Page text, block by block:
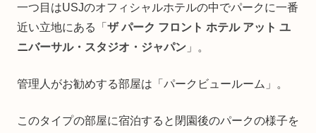
一つ目はUSJのオフィシャルホテルの中でパークに一番
近い立地にある「 ザ パーク フロント ホテル アット ユ
ニバーサル・スタジオ・ジャパン 」。
管理人がお勧めする部屋は「パークビュールーム」。
このタイプの部屋に宿泊すると閉園後のパークの様子を